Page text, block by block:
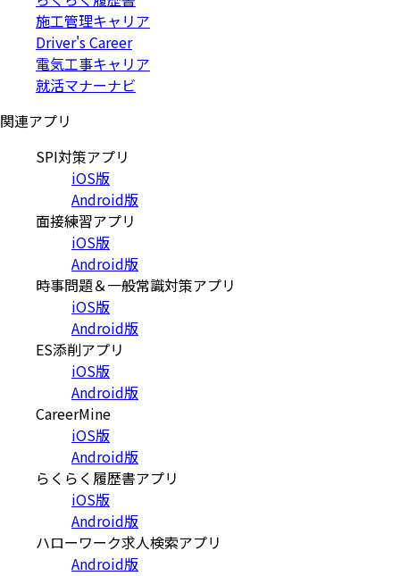
施工管理キャリア
Driver's Career
電気工事キャリア
就活マナーナビ
関連アプリ
SPI対策アプリ
iOS版
Android版
面接練習アプリ
iOS版
Android版
時事問題＆一般常識対策アプリ
iOS版
Android版
ES添削アプリ
iOS版
Android版
CareerMine
iOS版
Android版
らくらく履歴書アプリ
iOS版
Android版
ハローワーク求人検索アプリ
Android版